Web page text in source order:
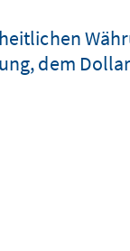
dem